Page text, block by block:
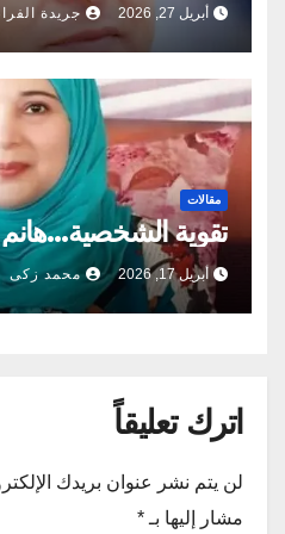
أبريل 27, 2026 جريدة
مقالات
تقوية الشخصية…هانم
أبريل 17, 2026 محمد زكى
اترك تعليقاً
لن يتم نشر عنوان بريدك
مشار إليها بـ *